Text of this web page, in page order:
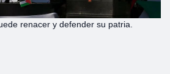
renacer y defender su patria.